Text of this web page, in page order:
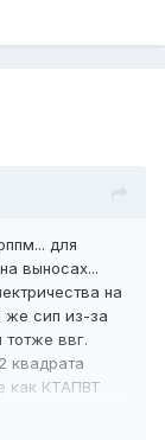
для
выносах...
на
же сип из-за
тотже ввг.
квадрата
как КТАПВТ